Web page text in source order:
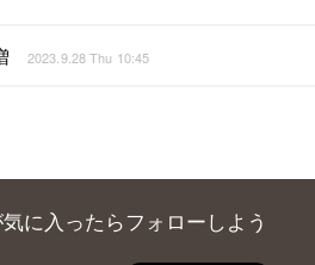
2023.9.28 Thu 10:45
に入ったらフォローしよう